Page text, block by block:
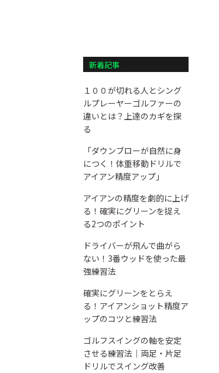
新着記事
１００が切れる人とシング
ルプレーヤーゴルファーの
違いとは？上達のカギを探
る
「ダウンブローが自然に身
につく！体重移動ドリルで
アイアン精度アップ」
アイアンの精度を劇的に上げ
る！確実にグリーンを捉え
る2つのポイント
ドライバーが飛んで曲がら
ない！3番ウッドを使った最
強練習法
確実にグリーンをとらえ
る！アイアンショット精度ア
ップのコツと練習法
ゴルフスイングの軸を安定
させる練習法｜両足・片足
ドリルでスイング改善